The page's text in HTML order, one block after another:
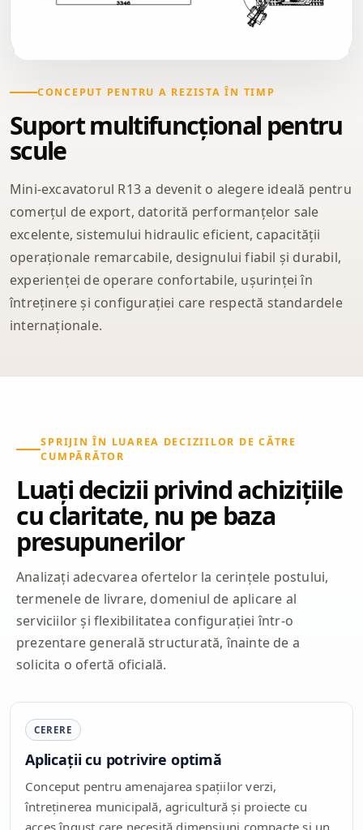
CONCEPUT PENTRU A REZISTA ÎN TIMP
Suport multifuncțional pentru
scule
Mini-excavatorul R13 a devenit o alegere ideală pentru
comerțul de export, datorită performanțelor sale
excelente, sistemului hidraulic eficient, capacității
operaționale remarcabile, designului fiabil și durabil,
experienței de operare confortabile, ușurinței în
întreținere și configurației care respectă standardele
internaționale.
SPRIJIN ÎN LUAREA DECIZIILOR DE CĂTRE
CUMPĂRĂTOR
Luați decizii privind achizițiile
cu claritate, nu pe baza
presupunerilor
Analizați adecvarea ofertelor la cerințele postului,
termenele de livrare, domeniul de aplicare al
serviciilor și flexibilitatea configurației într-o
prezentare generală structurată, înainte de a
solicita o ofertă oficială.
CERERE
Aplicații cu potrivire optimă
Conceput pentru amenajarea spațiilor verzi,
întreținerea municipală, agricultură și proiecte cu
acces îngust care necesită dimensiuni compacte și un